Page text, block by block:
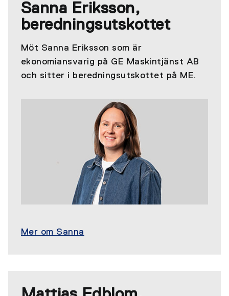
Sanna Eriksson,
beredningsutskottet
Möt Sanna Eriksson som är
ekonomiansvarig på GE Maskintjänst AB
och sitter i beredningsutskottet på ME.
Mer om Sanna